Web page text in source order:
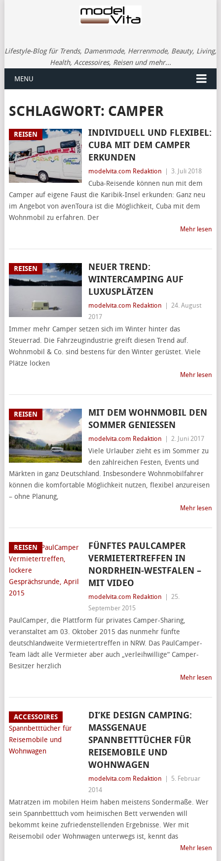
Lifestyle-Blog für Trends, Damenmode, Herrenmode, Beauty, Living,
Health, Accessoires, Reisen und mehr...
MENU
SCHLAGWORT: CAMPER
REISEN
INDIVIDUELL UND FLEXIBEL:
CUBA MIT DEM CAMPER
ERKUNDEN
modelvita.com Redaktion 3. Juli 2018
Cuba-Reisende können nun mit dem
Camper auf eigene Faust die Karibik-Insel erkunden: Ganz neu
im Angebot von avenToura ist die Möglichkeit, Cuba mit dem
Wohnmobil zu erfahren. Der
Mehr lesen
REISEN
NEUER TREND:
WINTERCAMPING AUF
LUXUSPLÄTZEN
modelvita.com Redaktion
24. August
2017
Immer mehr Camper setzen sich im Winter hinter das
Steuerrad. Die Fahrzeugindustrie greift diesen Trend auf.
Wohnmobil & Co. sind bestens für den Winter gerüstet. Viele
Plätze locken
Mehr lesen
REISEN
MIT DEM WOHNMOBIL DEN
SOMMER GENIESSEN
modelvita.com Redaktion 2. Juni 2017
Viele Urlauber zieht es im Sommer zu
den zahlreichen Festen, Events und
Märkten in ganz Deutschland. Insbesondere Wohnmobilfahrer
können die komfortable Möglichkeit nutzen, flexibel anzureisen
– ohne Planung,
Mehr lesen
REISEN
FÜNFTES PAULCAMPER
VERMIETERTREFFEN IN
NORDRHEIN-WESTFALEN –
MIT VIDEO
modelvita.com Redaktion
25.
September 2015
PaulCamper, die Plattform für privates Camper-Sharing,
veranstaltet am 03. Oktober 2015 das nunmehr fünfte
deutschlandweite Vermietertreffen in NRW. Das PaulCamper-
Team lädt alle Vermieter aber auch „verleihwillige“ Camper-
Besitzer herzlich
Mehr lesen
ACCESSOIRES
DI’KE DESIGN CAMPING:
MASSGENAUE S
PANNBETTTÜCHER FÜR R
EISEMOBILE UND W
OHNWAGEN
modelvita.com Redaktion
5. Februar
2014
Matratzen im mobilen Heim haben meistens Sondermaße. Wer
sein Spannbetttuch vom heimischen Bett verwenden will
bekommt keine zufriedenstellenden Ergebnisse. Wer mit
Reisemobil oder Wohnwagen unterwegs ist, kennt das
Mehr lesen